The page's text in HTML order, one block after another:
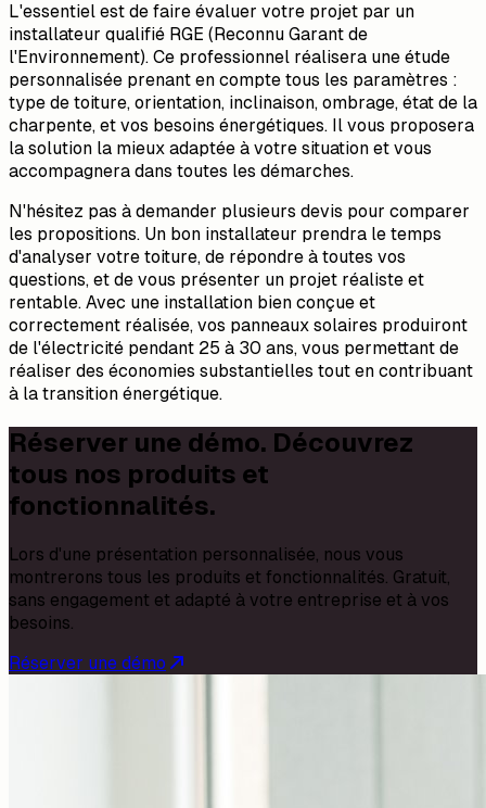
L'essentiel est de faire évaluer votre projet par un
installateur qualifié RGE (Reconnu Garant de
l'Environnement). Ce professionnel réalisera une étude
personnalisée prenant en compte tous les paramètres :
type de toiture, orientation, inclinaison, ombrage, état de la
charpente, et vos besoins énergétiques. Il vous proposera
la solution la mieux adaptée à votre situation et vous
accompagnera dans toutes les démarches.
N'hésitez pas à demander plusieurs devis pour comparer
les propositions. Un bon installateur prendra le temps
d'analyser votre toiture, de répondre à toutes vos
questions, et de vous présenter un projet réaliste et
rentable. Avec une installation bien conçue et
correctement réalisée, vos panneaux solaires produiront
de l'électricité pendant 25 à 30 ans, vous permettant de
réaliser des économies substantielles tout en contribuant
à la transition énergétique.
Réserver une démo. Découvrez
tous nos produits et
fonctionnalités.
Lors d'une présentation personnalisée, nous vous
montrerons tous les produits et fonctionnalités. Gratuit,
sans engagement et adapté à votre entreprise et à vos
besoins.
Réserver une démo